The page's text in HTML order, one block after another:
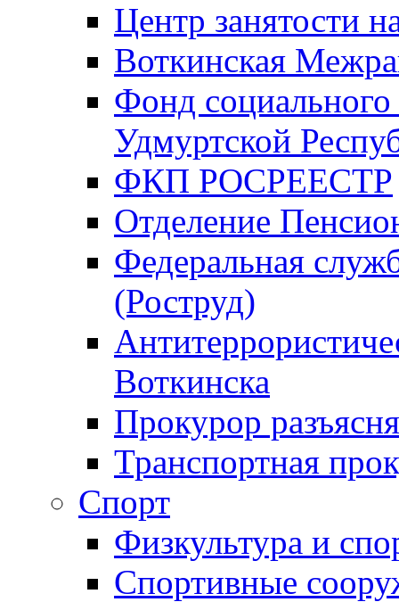
Центр занятости
Воткинская
Фонд
Удмуртской
ФКП РОСРЕЕСТР
Отделение
Федеральная
(Роструд)
Воткинска
Прокурор
Транспортная
Спорт
Физкультура и
Спортивные